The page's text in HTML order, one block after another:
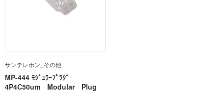
サンテレホン_その他
MP-444 ﾓｼﾞｭﾗｰﾌﾟﾗｸﾞ
4P4C50um Modular Plug